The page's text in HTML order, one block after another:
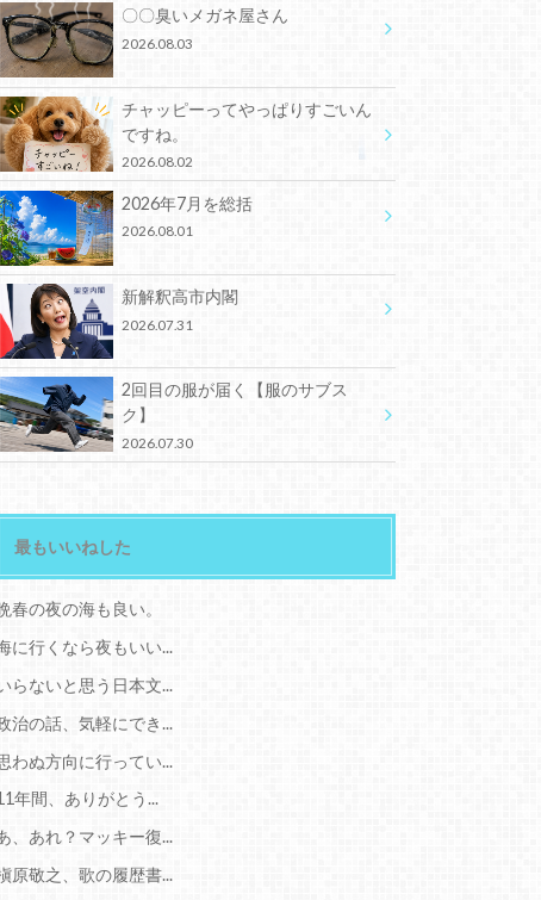
〇〇臭いメガネ屋さん
2026.08.03
チャッピーってやっぱりすごいん
ですね。
2026.08.02
2026年7月を総括
2026.08.01
新解釈高市内閣
2026.07.31
2回目の服が届く【服のサブス
ク】
2026.07.30
最もいいねした
春の夜の海も良い。
に行くなら夜もいい...
らないと思う日本文...
治の話、気軽にでき...
わぬ方向に行ってい...
年間、ありがとう...
、あれ？マッキー復...
原敬之、歌の履歴書...